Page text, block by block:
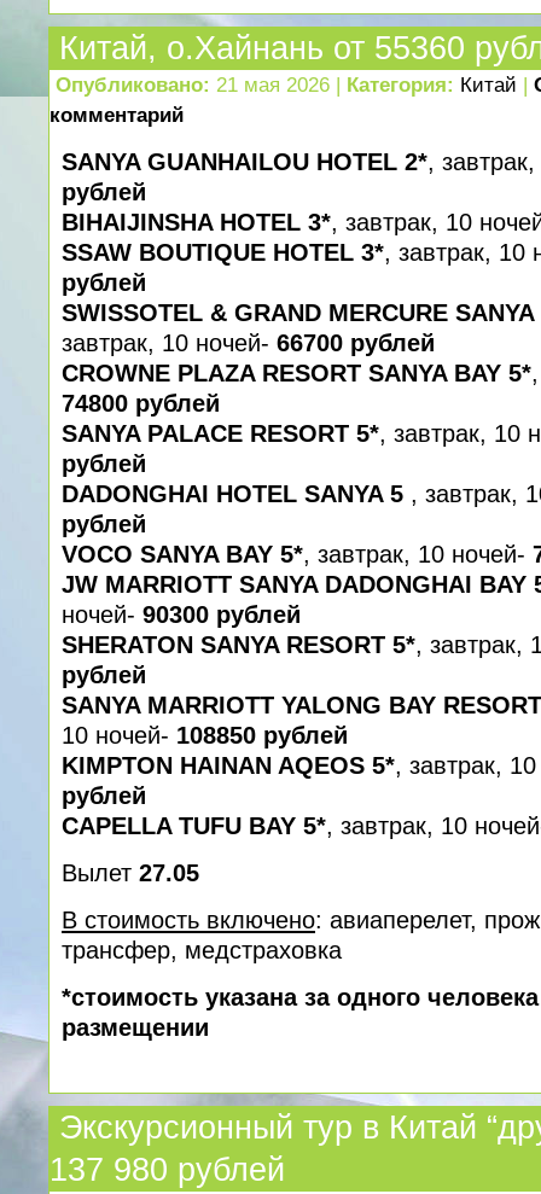
Китай, о.Хайнань от 55360
Опубликовано: 21 мая 2026 | Категория: Китай |
комментарий
SANYA GUANHAILOU HOTEL 2*, завтрак,
рублей
BIHAIJINSHA HOTEL 3*, завтрак, 10
SSAW BOUTIQUE HOTEL 3*, завтрак, 10
рублей
SWISSOTEL & GRAND MERCURE
завтрак, 10 ночей- 66700 рублей
CROWNE PLAZA RESORT SANYA BAY 5*
74800 рублей
SANYA PALACE RESORT 5*, завтрак, 10
рублей
DADONGHAI HOTEL SANYA 5 , завтрак,
рублей
VOCO SANYA BAY 5*, завтрак, 10 ночей-
JW MARRIOTT SANYA DADONGHAI BAY
ночей- 90300 рублей
SHERATON SANYA RESORT 5*, завтрак,
рублей
SANYA MARRIOTT YALONG BAY
10 ночей- 108850 рублей
KIMPTON HAINAN AQEOS 5*, завтрак,
рублей
CAPELLA TUFU BAY 5*, завтрак, 10
Вылет 27.05
В стоимость включено: авиаперелет,
трансфер, медcтраховка
*стоимость указана за одного
размещении
Экскурсионный тур в Китай
137 980 рублей